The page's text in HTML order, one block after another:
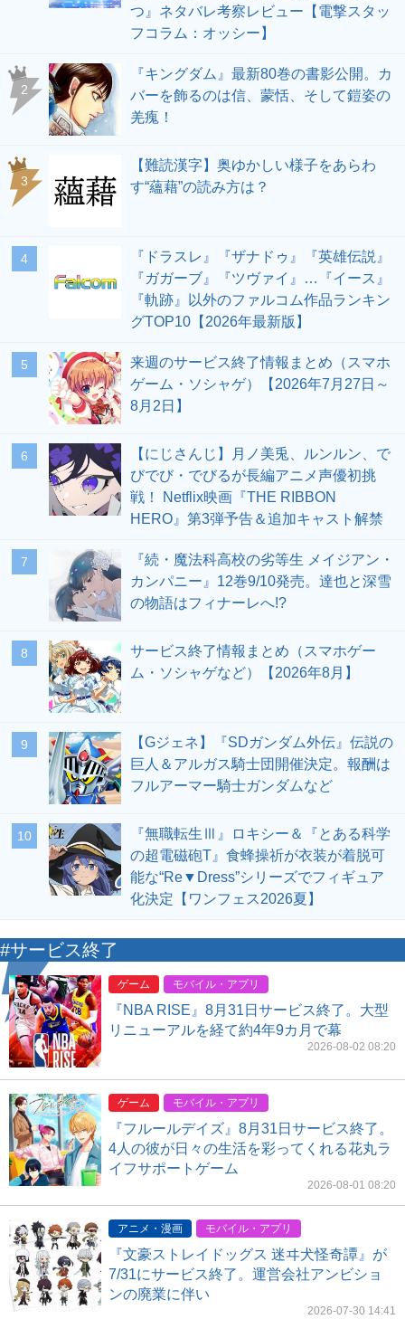
つ』ネタバレ考察レビュー【電撃スタッ
フコラム：オッシー】
2
『キングダム』最新80巻の書影公開。カ
バーを飾るのは信、蒙恬、そして鎧姿の
羌瘣！
3
【難読漢字】奥ゆかしい様子をあらわ
す“蘊藉”の読み方は？
4
『ドラスレ』『ザナドゥ』『英雄伝説』
『ガガーブ』『ツヴァイ』…『イース』
『軌跡』以外のファルコム作品ランキン
グTOP10【2026年最新版】
5
来週のサービス終了情報まとめ（スマホ
ゲーム・ソシャゲ）【2026年7月27日～
8月2日】
6
【にじさんじ】月ノ美兎、ルンルン、で
びでび・でびるが長編アニメ声優初挑
戦！ Netflix映画『THE RIBBON
HERO』第3弾予告＆追加キャスト解禁
7
『続・魔法科高校の劣等生 メイジアン・
カンパニー』12巻9/10発売。達也と深雪
の物語はフィナーレへ!?
8
サービス終了情報まとめ（スマホゲー
ム・ソシャゲなど）【2026年8月】
9
【Gジェネ】『SDガンダム外伝』伝説の
巨人＆アルガス騎士団開催決定。報酬は
フルアーマー騎士ガンダムなど
10
『無職転生Ⅲ』ロキシー＆『とある科学
の超電磁砲T』食蜂操祈が衣装が着脱可
能な“Re▼Dress”シリーズでフィギュア
化決定【ワンフェス2026夏】
#サービス終了
ゲーム モバイル・アプリ
『NBA RISE』8月31日サービス終了。大型
リニューアルを経て約4年9カ月で幕
2026-08-02 08:20
ゲーム モバイル・アプリ
『フルールデイズ』8月31日サービス終了。
4人の彼が日々の生活を彩ってくれる花丸ラ
イフサポートゲーム
2026-08-01 08:20
アニメ・漫画 モバイル・アプリ
『文豪ストレイドッグス 迷ヰ犬怪奇譚』が
7/31にサービス終了。運営会社アンビショ
ンの廃業に伴い
2026-07-30 14:41